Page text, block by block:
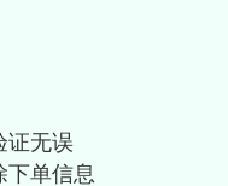
证无误
下单信息